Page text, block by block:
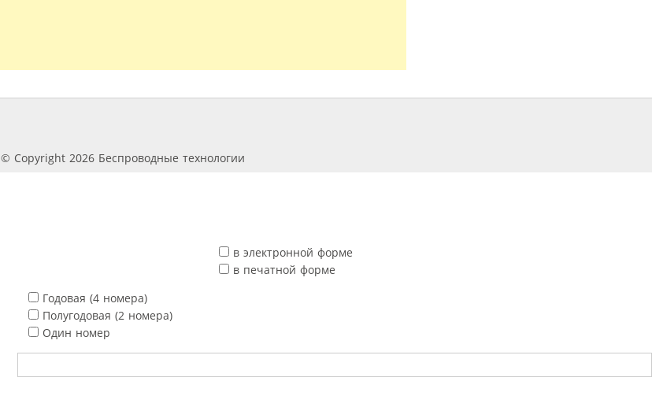
© Copyright 2026 Беспроводные технологии
в электронной форме
в печатной форме
Годовая (4 номера)
Полугодовая (2 номера)
Один номер